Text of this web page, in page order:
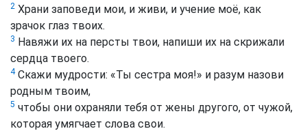
2 Храни заповеди мои, и живи, и учение моё, как
зрачок глаз твоих.
3 Навяжи их на персты твои, напиши их на скрижали
сердца твоего.
4Скажи мудрости: «Ты сестра моя!» и разум назови
родным твоим,
5 чтобы они охраняли тебя от жены другого, от чужой,
которая умягчает слова свои.